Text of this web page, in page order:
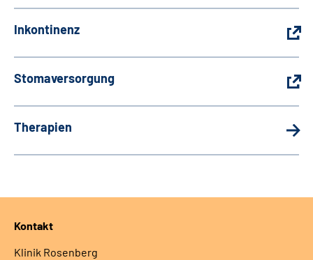
Inkontinenz
Stomaversorgung
Therapien
Kontakt
Klinik Rosenberg